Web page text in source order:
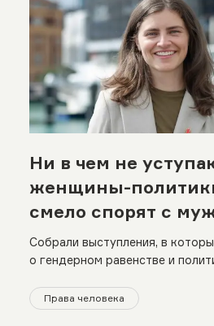
Ни в чем не
женщины-
смело спорят с
Собрали выступления, в
о гендерном равенстве и
Права человека